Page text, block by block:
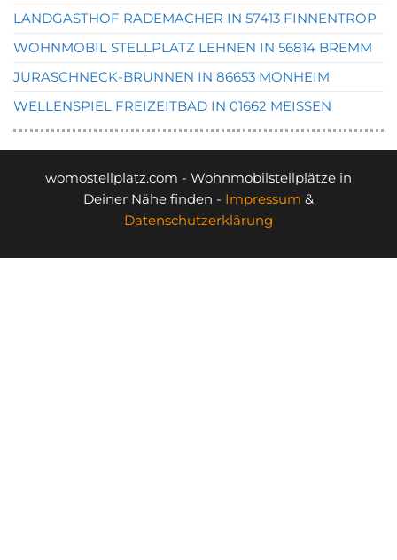
LANDGASTHOF RADEMACHER IN 57413 FINNENTROP
WOHNMOBIL STELLPLATZ LEHNEN IN 56814 BREMM
JURASCHNECK-BRUNNEN IN 86653 MONHEIM
WELLENSPIEL FREIZEITBAD IN 01662 MEISSEN
womostellplatz.com - Wohnmobilstellplätze in
Deiner Nähe finden - Impressum &
Datenschutzerklärung